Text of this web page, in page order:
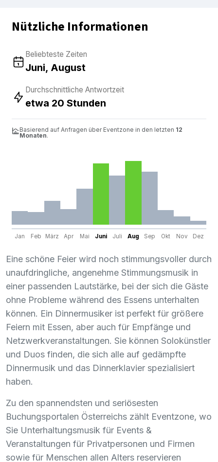
Nützliche Informationen
Beliebteste Zeiten
Juni, August
Durchschnittliche Antwortzeit
etwa 20 Stunden
Basierend auf Anfragen über Eventzone in den letzten 12
Monaten.
Jan Feb März Apr Mai Juni Juli Aug Sep Okt Nov Dez
Eine schöne Feier wird noch stimmungsvoller durch
unaufdringliche, angenehme Stimmungsmusik in
einer passenden Lautstärke, bei der sich die Gäste
ohne Probleme während des Essens unterhalten
können. Ein Dinnermusiker ist perfekt für größere
Feiern mit Essen, aber auch für Empfänge und
Netzwerkveranstaltungen. Sie können Solokünstler
und Duos finden, die sich alle auf gedämpfte
Dinnermusik und das Dinnerklavier spezialisiert
haben.
Zu den spannendsten und seriösesten
Buchungsportalen Österreichs zählt Eventzone, wo
Sie Unterhaltungsmusik für Events &
Veranstaltungen für Privatpersonen und Firmen
sowie für Menschen allen Alters reservieren